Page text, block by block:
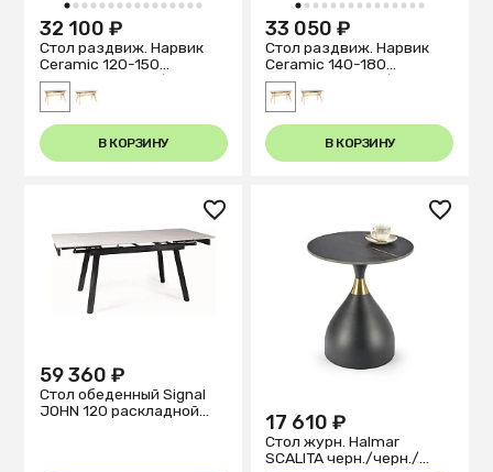
1 2 3 4 5 6 7 8 9 10111213141516
32 100 ₽
Стол раздвиж. Нарвик
Ceramic 120-150
Automatic Natur/Dark
marble
В КОРЗИНУ
1 2 3 4 5 6 7 8 9 101112131415
33 050 ₽
Стол раздвиж. Нарвик
Ceramic 140-180
Automatic Natur/Light
marble
В КОРЗИНУ
59 360 ₽
Стол обеденный Signal
JOHN 120 раскладной
17 610 ₽
Стол журн. Halmar
SCALITA черн./черн./